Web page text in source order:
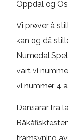
Oppdal og
Vi prøver å
kan og då
Numedal
vart vi
vi nummer 4
Dansarar frå
framsyning